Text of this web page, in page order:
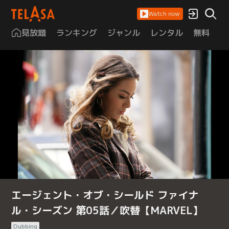
Watch now
見放題 ランキング ジャンル レンタル 無料
エージェント・オブ・シールド ファイナ
ル・シーズン 第05話／吹替【MARVEL】
Dubbing